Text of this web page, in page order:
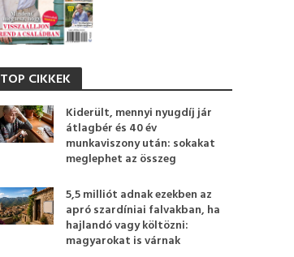
TOP CIKKEK
Kiderült, mennyi nyugdíj jár
átlagbér és 40 év
munkaviszony után: sokakat
meglephet az összeg
5,5 milliót adnak ezekben az
apró szardíniai falvakban, ha
hajlandó vagy költözni:
magyarokat is várnak